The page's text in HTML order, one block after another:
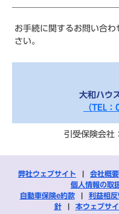
お手続に関するお問い合
さい。
大和ハウ
（TEL
引受保険会社
弊社ウェブサイト | 会社概要
個人情報の取
自動車保険e約款
| 利益相
針
| 本ウェブサ